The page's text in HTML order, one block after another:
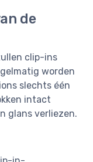
de
clip-ins
worden
slechts één
intact
glans verliezen.